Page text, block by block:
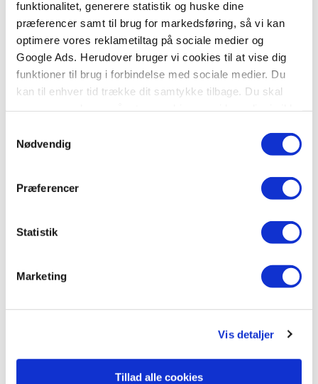
funktionalitet, generere statistik og huske dine
præferencer samt til brug for markedsføring, så vi kan
optimere vores reklametiltag på sociale medier og
Google Ads. Herudover bruger vi cookies til at vise dig
funktioner til brug i forbindelse med sociale medier. Du
kan til enhver tid trække dit samtykke tilbage. Du skal
tilbagetrækker et samtykke.
Nødvendig
Præferencer
Statistik
Marketing
Vis detaljer
Tillad alle cookies
Hardcover
Winston redder julen
Alex T. Smith
Klammehæftet
Paw Patrol aktivitetsbog
med klistermærker (kolli
6)
Hardcover
Papbog
Min kæmpestore Peter
Disney